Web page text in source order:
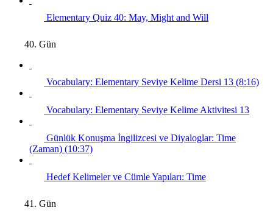
Elementary Quiz 40: May, Might and Will
40. Gün
Vocabulary: Elementary Seviye Kelime Dersi 13 (8:16)
Vocabulary: Elementary Seviye Kelime Aktivitesi 13
Günlük Konuşma İngilizcesi ve Diyaloglar: Time
(Zaman) (10:37)
Hedef Kelimeler ve Cümle Yapıları: Time
41. Gün